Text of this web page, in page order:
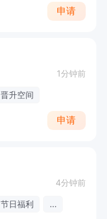
申请
1分钟前
晋升空间
申请
4分钟前
节日福利 ...